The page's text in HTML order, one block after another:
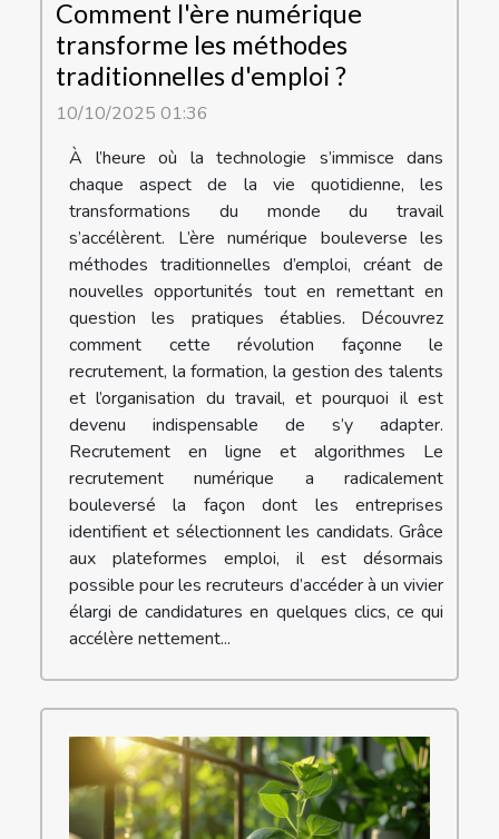
Comment l'ère numérique
transforme les méthodes
traditionnelles d'emploi ?
10/10/2025 01:36
À l’heure où la technologie s’immisce dans
chaque aspect de la vie quotidienne, les
transformations du monde du travail
s’accélèrent. L’ère numérique bouleverse les
méthodes traditionnelles d’emploi, créant de
nouvelles opportunités tout en remettant en
question les pratiques établies. Découvrez
comment cette révolution façonne le
recrutement, la formation, la gestion des talents
et l’organisation du travail, et pourquoi il est
devenu indispensable de s’y adapter.
Recrutement en ligne et algorithmes Le
recrutement numérique a radicalement
bouleversé la façon dont les entreprises
identifient et sélectionnent les candidats. Grâce
aux plateformes emploi, il est désormais
possible pour les recruteurs d’accéder à un vivier
élargi de candidatures en quelques clics, ce qui
accélère nettement...